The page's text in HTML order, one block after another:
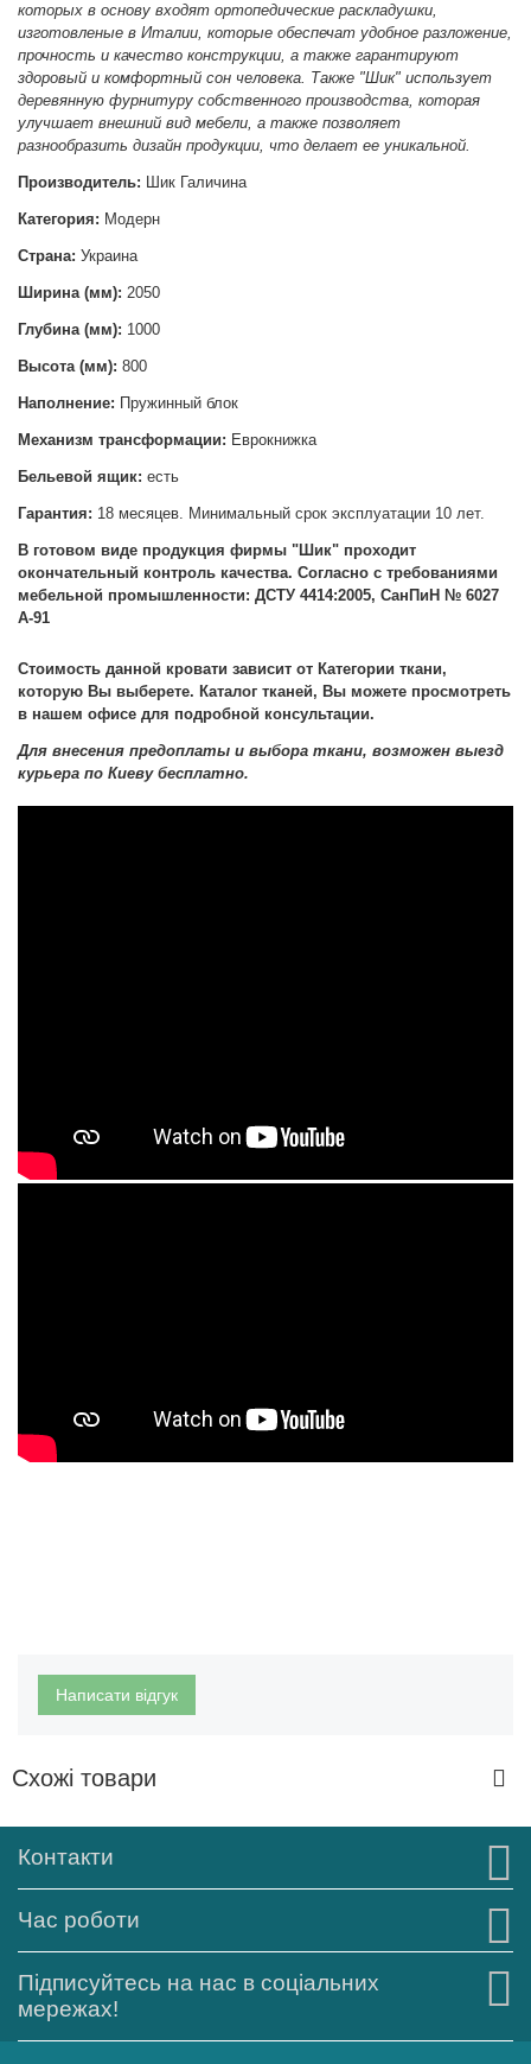
которых в основу входят ортопедические раскладушки,
изготовленые в Италии, которые обеспечат удобное разложение,
прочность и качество конструкции, а также гарантируют
здоровый и комфортный сон человека. Также "Шик" использует
деревянную фурнитуру собственного производства, которая
улучшает внешний вид мебели, а также позволяет
разнообразить дизайн продукции, что делает ее уникальной.
Производитель: Шик Галичина
Категория: Модерн
Страна: Украина
Ширина (мм): 2050
Глубина (мм): 1000
Высота (мм): 800
Наполнение: Пружинный блок
Механизм трансформации: Еврокнижка
Бельевой ящик: есть
Гарантия: 18 месяцев. Минимальный срок эксплуатации 10 лет.
В готовом виде продукция фирмы "Шик" проходит
окончательный контроль качества. Согласно с требованиями
мебельной промышленности: ДСТУ 4414:2005, СанПиН № 6027
А-91
Стоимость данной кровати зависит от Категории ткани,
которую Вы выберете. Каталог тканей, Вы можете просмотреть
в нашем офисе для подробной консультации.
Для внесения предоплаты и выбора ткани, возможен выезд
курьера по Киеву бесплатно.
Написати відгук
Схожі товари
Контакти
Час роботи
Підписуйтесь на нас в соціальних
мережах!